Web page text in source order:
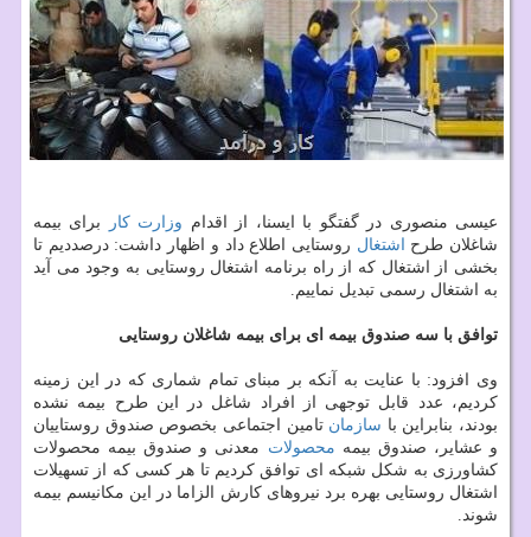
عیسی منصوری در گفتگو با ایسنا، از اقدام وزارت كار
برای بیمه
شاغلان طرح
اشتغال روستایی اطلاع داد و اظهار داشت: درصددیم تا
بخشی از اشتغال كه از راه برنامه اشتغال روستایی به وجود می آید
به اشتغال رسمی تبدیل نماییم.
توافق با سه صندوق بیمه ای برای بیمه شاغلان روستایی
وی افزود: با عنایت به آنكه بر مبنای تمام شماری كه در این زمینه
كردیم، عدد قابل توجهی از افراد شاغل در این طرح بیمه نشده
بودند، بنابراین با سازمان تامین اجتماعی بخصوص صندوق روستاییان
و عشایر، صندوق بیمه محصولات معدنی و صندوق بیمه محصولات
كشاورزی به شكل شبكه ای توافق كردیم تا هر كسی كه از تسهیلات
اشتغال روستایی بهره برد نیروهای كارش الزاما در این مكانیسم بیمه
شوند.